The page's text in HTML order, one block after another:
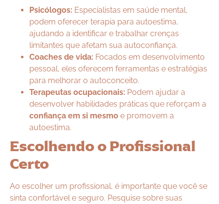
Psicólogos: Especialistas em saúde mental,
podem oferecer terapia para autoestima,
ajudando a identificar e trabalhar crenças
limitantes que afetam sua autoconfiança.
Coaches de vida: Focados em desenvolvimento
pessoal, eles oferecem ferramentas e estratégias
para melhorar o autoconceito.
Terapeutas ocupacionais: Podem ajudar a
desenvolver habilidades práticas que reforçam a
confiança em si mesmo e promovem a
autoestima.
Escolhendo o Profissional
Certo
Ao escolher um profissional, é importante que você se
sinta confortável e seguro. Pesquise sobre suas